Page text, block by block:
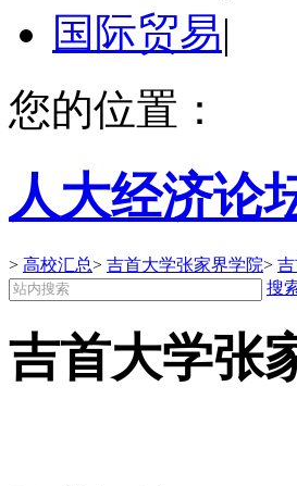
国际贸易|
您的位置：
人大经济论
> 高校汇总> 吉首大学张家界学院>
搜
吉首大学张